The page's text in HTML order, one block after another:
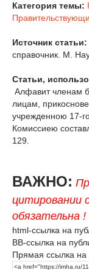
Категория темы:
Источник статьи:
справочник. М.
Статьи,
Алфавит членам
лицам,
учрежденною 17-
Комиссиею
129.
ВАЖНО:
цитировании
обязательна !
html-ссылка на
BB-ссылка на
Прямая ссылка на